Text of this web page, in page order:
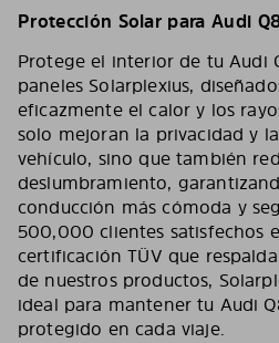
Protección Solar para Audi
Protege el interior de tu Audi
paneles Solarplexius,
eficazmente el calor y los
solo mejoran la privacidad y
vehículo, sino que también
deslumbramiento,
conducción más cómoda y
500,000 clientes satisfechos
certificación TÜV que
de nuestros productos,
ideal para mantener tu Audi
protegido en cada viaje.